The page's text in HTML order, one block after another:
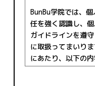
BunBu学院では、
任を強く認識し、
ガイドラインを遵
に取扱ってまいり
にあたり、以下の
すようお願い申し